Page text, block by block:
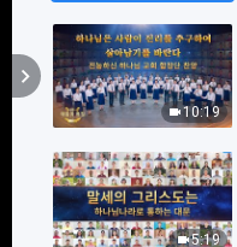
10:19
5:19